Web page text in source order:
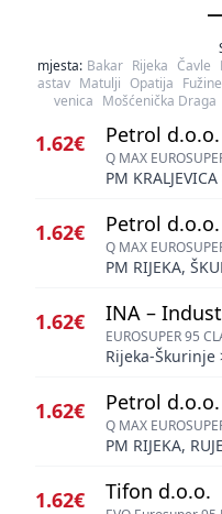
mjesta: Bakar Rijeka Čavle
astav Matulji Opatija Fužine
venica Mošćenička Draga
1.62€ Petrol d.o.o.
Q MAX
PM KRALJEVICA
1.62€ Petrol d.o.o.
Q MAX
PM RIJEKA,
1.62€ INA –
EUROSUPER 95
Rijeka-Škurinje
1.62€ Petrol d.o.o.
Q MAX
PM RIJEKA,
1.62€ Tifon d.o.o.